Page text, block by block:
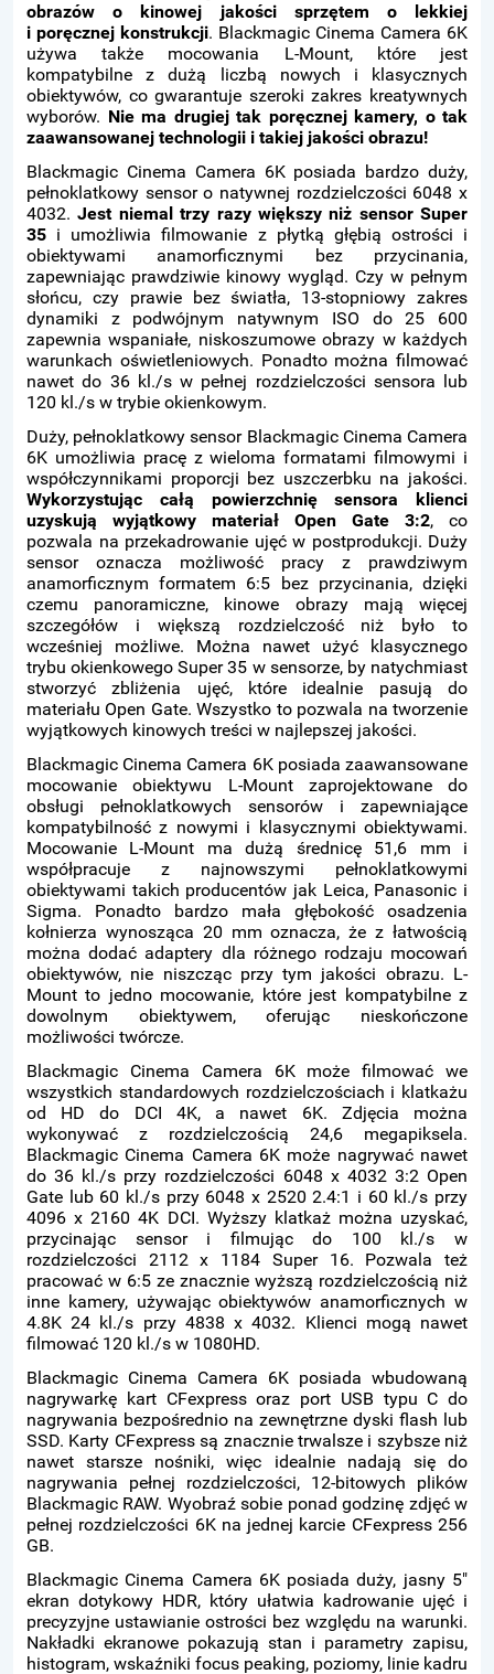
obrazów o kinowej jakości sprzętem o lekkiej
i poręcznej konstrukcji. Blackmagic Cinema Camera 6K
używa także mocowania L-Mount, które jest
kompatybilne z dużą liczbą nowych i klasycznych
obiektywów, co gwarantuje szeroki zakres kreatywnych
wyborów. Nie ma drugiej tak poręcznej kamery, o tak
zaawansowanej technologii i takiej jakości obrazu!
Blackmagic Cinema Camera 6K posiada bardzo duży,
pełnoklatkowy sensor o natywnej rozdzielczości 6048 x
4032.Jest niemal trzy razy większy niż sensor Super
35 i umożliwia filmowanie z płytką głębią ostrości i
obiektywami anamorficznymi bez przycinania,
zapewniając prawdziwie kinowy wygląd. Czy w pełnym
słońcu, czy prawie bez światła, 13-stopniowy zakres
dynamiki z podwójnym natywnym ISO do 25 600
zapewnia wspaniałe, niskoszumowe obrazy w każdych
warunkach oświetleniowych. Ponadto można filmować
nawet do 36 kl./s w pełnej rozdzielczości sensora lub
120 kl./s w trybie okienkowym.
Duży, pełnoklatkowy sensor Blackmagic Cinema Camera
6K umożliwia pracę z wieloma formatami filmowymi i
współczynnikami proporcji bez uszczerbku na jakości.
Wykorzystując całą powierzchnię sensora klienci
uzyskują wyjątkowy materiał Open Gate 3:2, co
pozwala na przekadrowanie ujęć w postprodukcji. Duży
sensor oznacza możliwość pracy z prawdziwym
anamorficznym formatem 6:5 bez przycinania, dzięki
czemu panoramiczne, kinowe obrazy mają więcej
szczegółów i większą rozdzielczość niż było to
wcześniej możliwe. Można nawet użyć klasycznego
trybu okienkowego Super 35 w sensorze, by natychmiast
stworzyć zbliżenia ujęć, które idealnie pasują do
materiału Open Gate. Wszystko to pozwala na tworzenie
wyjątkowych kinowych treści w najlepszej jakości.
Blackmagic Cinema Camera 6K posiada zaawansowane
mocowanie obiektywu L-Mount zaprojektowane do
obsługi pełnoklatkowych sensorów i zapewniające
kompatybilność z nowymi i klasycznymi obiektywami.
Mocowanie L-Mount ma dużą średnicę 51,6 mm i
współpracuje z najnowszymi pełnoklatkowymi
obiektywami takich producentów jak Leica, Panasonic i
Sigma. Ponadto bardzo mała głębokość osadzenia
kołnierza wynosząca 20 mm oznacza, że z łatwością
można dodać adaptery dla różnego rodzaju mocowań
obiektywów, nie niszcząc przy tym jakości obrazu. L-
Mount to jedno mocowanie, które jest kompatybilne z
dowolnym obiektywem, oferując nieskończone
możliwości twórcze.
Blackmagic Cinema Camera 6K może filmować we
wszystkich standardowych rozdzielczościach i klatkażu
od HD do DCI 4K, a nawet 6K. Zdjęcia można
wykonywać z rozdzielczością 24,6 megapiksela.
Blackmagic Cinema Camera 6K może nagrywać nawet
do 36 kl./s przy rozdzielczości 6048 x 4032 3:2 Open
Gate lub 60 kl./s przy 6048 x 2520 2.4:1 i 60 kl./s przy
4096 x 2160 4K DCI. Wyższy klatkaż można uzyskać,
przycinając sensor i filmując do 100 kl./s w
rozdzielczości 2112 x 1184 Super 16. Pozwala też
pracować w 6:5 ze znacznie wyższą rozdzielczością niż
inne kamery, używając obiektywów anamorficznych w
4.8K 24 kl./s przy 4838 x 4032. Klienci mogą nawet
filmować 120 kl./s w 1080HD.
Blackmagic Cinema Camera 6K posiada wbudowaną
nagrywarkę kart CFexpress oraz port USB typu C do
nagrywania bezpośrednio na zewnętrzne dyski flash lub
SSD. Karty CFexpress są znacznie trwalsze i szybsze niż
nawet starsze nośniki, więc idealnie nadają się do
nagrywania pełnej rozdzielczości, 12-bitowych plików
Blackmagic RAW. Wyobraź sobie ponad godzinę zdjęć w
pełnej rozdzielczości 6K na jednej karcie CFexpress 256
GB.
Blackmagic Cinema Camera 6K posiada duży, jasny 5"
ekran dotykowy HDR, który ułatwia kadrowanie ujęć i
precyzyjne ustawianie ostrości bez względu na warunki.
Nakładki ekranowe pokazują stan i parametry zapisu,
histogram, wskaźniki focus peaking, poziomy, linie kadru